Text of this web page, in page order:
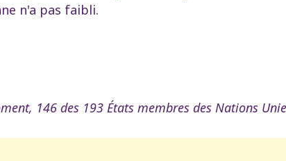
n'a pas faibli.
146 des 193 États membres des Nations